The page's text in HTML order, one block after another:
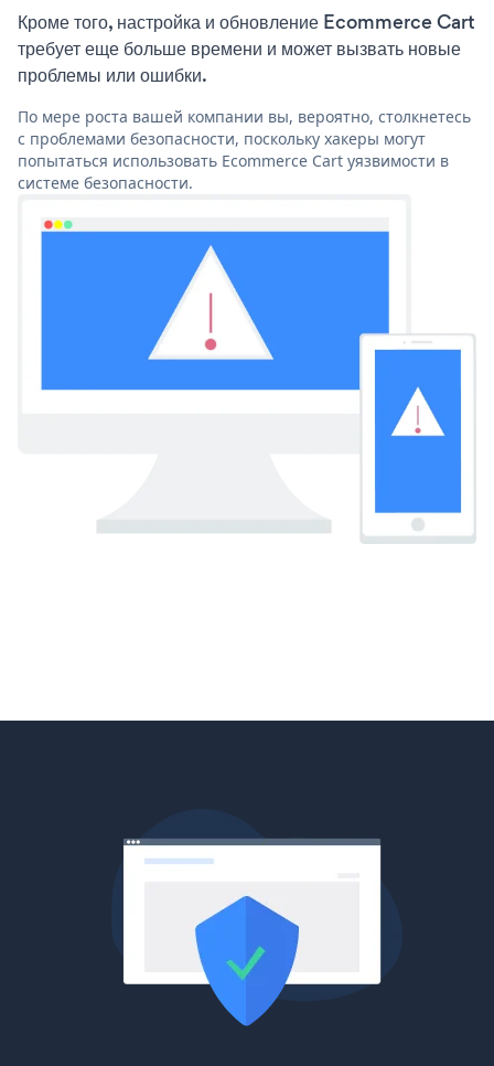
Кроме того, настройка и обновление Ecommerce Cart
требует еще больше времени и может вызвать новые
проблемы или ошибки.
По мере роста вашей компании вы, вероятно, столкнетесь
с проблемами безопасности, поскольку хакеры могут
попытаться использовать Ecommerce Cart уязвимости в
системе безопасности.